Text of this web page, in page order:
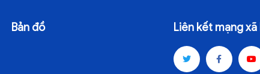
Bản đồ Liên kết mạng xã